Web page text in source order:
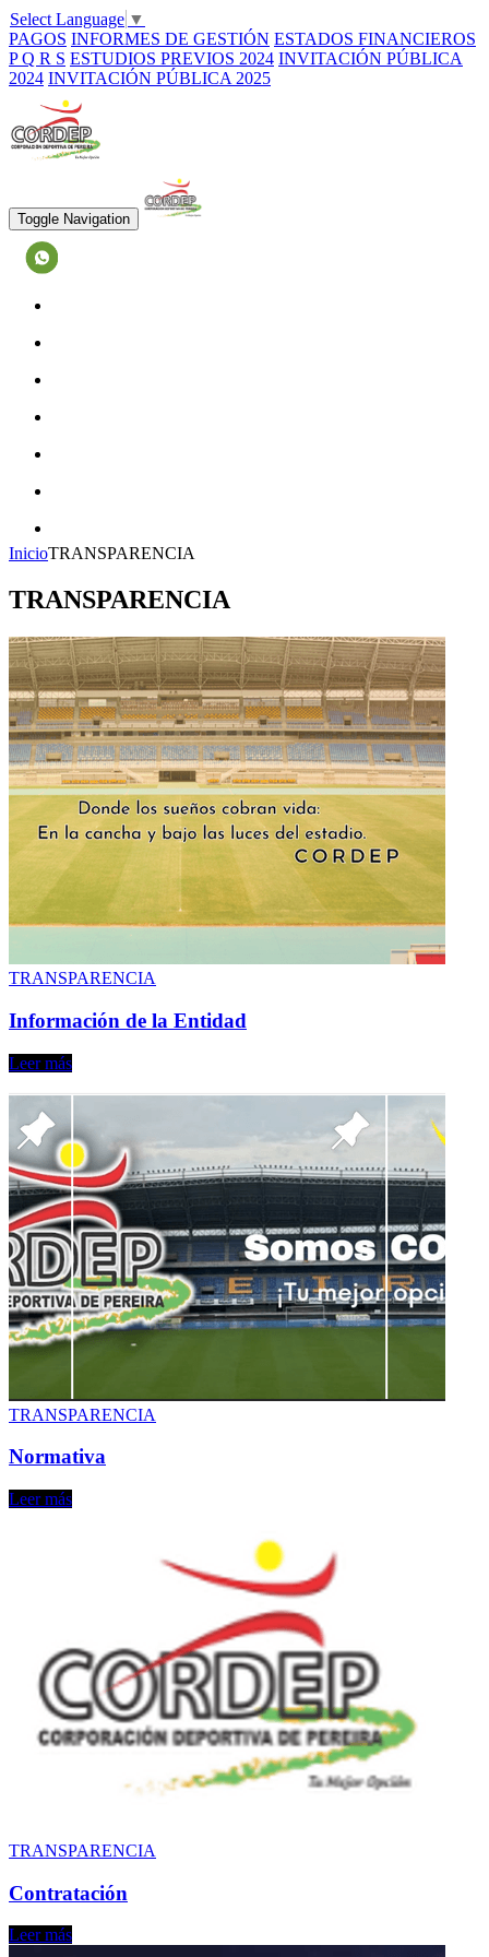
Select Language ▼
PAGOS INFORMES DE GESTIÓN ESTADOS FINANCIEROS
P Q R S ESTUDIOS PREVIOS 2024 INVITACIÓN PÚBLICA
2024 INVITACIÓN PÚBLICA 2025
Toggle Navigation
InicioTRANSPARENCIA
TRANSPARENCIA
TRANSPARENCIA
Información de la Entidad
Leer más
TRANSPARENCIA
Normativa
Leer más
TRANSPARENCIA
Contratación
Leer más